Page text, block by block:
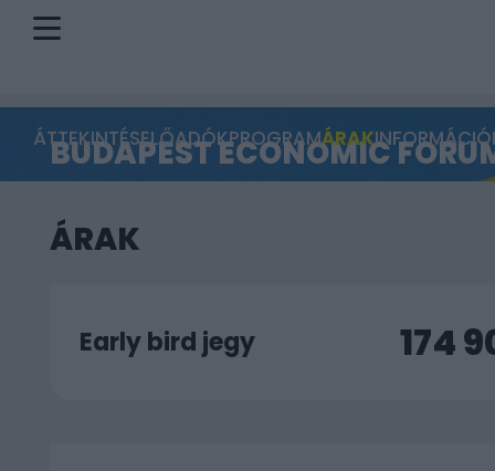
ÁTTEKINTÉSELŐADÓKPROGRAMÁRAK
BUDAPEST ECONOMIC
ÁRAK
Early bird jegy 174